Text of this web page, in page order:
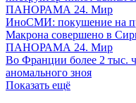
ПАНОРАМА 24. Мир
ИноСМИ: покушение на
Макрона совершено в
ПАНОРАМА 24. Мир
Во Франции более 2 тыс.
аномального зноя
Показать ещё